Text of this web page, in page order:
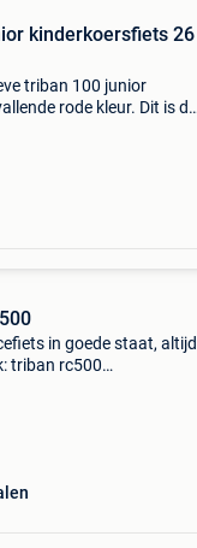
kinderkoersfiets 26
triban 100 junior
rode kleur. Dit is de
in goede staat, altijd
triban rc500